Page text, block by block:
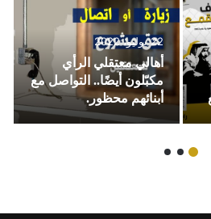
22 يوليو، 2022
أهالي معتقلي الرأي
مكبّلون أيضًا.. التواصل مع
أبنائهم محظور.